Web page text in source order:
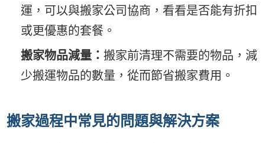
運，可以與搬家公司協商，看看是否能有折扣
或更優惠的套餐。
搬家物品減量：搬家前清理不需要的物品，減
少搬運物品的數量，從而節省搬家費用。
搬家過程中常見的問題與解決方案